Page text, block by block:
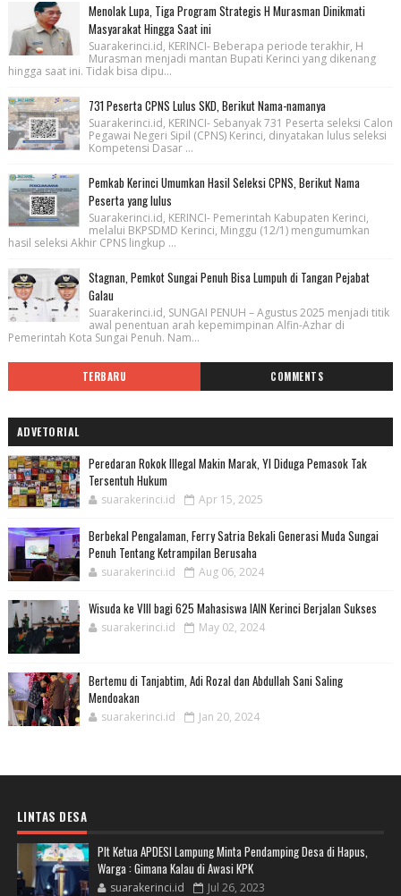
Menolak Lupa, Tiga Program Strategis H Murasman Dinikmati
Masyarakat Hingga Saat ini
Suarakerinci.id, KERINCI- Beberapa periode terakhir, H
Murasman menjadi mantan Bupati Kerinci yang dikenang
hingga saat ini. Tidak bisa dipu...
731 Peserta CPNS Lulus SKD, Berikut Nama-namanya
Suarakerinci.id, KERINCI- Sebanyak 731 Peserta seleksi Calon
Pegawai Negeri Sipil (CPNS) Kerinci, dinyatakan lulus seleksi
Kompetensi Dasar ...
Pemkab Kerinci Umumkan Hasil Seleksi CPNS, Berikut Nama
Peserta yang lulus
Suarakerinci.id, KERINCI- Pemerintah Kabupaten Kerinci,
melalui BKPSDMD Kerinci, Minggu (12/1) mengumumkan
hasil seleksi Akhir CPNS lingkup ...
Stagnan, Pemkot Sungai Penuh Bisa Lumpuh di Tangan Pejabat
Galau
Suarakerinci.id, SUNGAI PENUH – Agustus 2025 menjadi titik
awal penentuan arah kepemimpinan Alfin-Azhar di
Pemerintah Kota Sungai Penuh. Nam...
TERBARU COMMENTS
ADVETORIAL
Peredaran Rokok Illegal Makin Marak, YI Diduga Pemasok Tak
Tersentuh Hukum
suarakerinci.id Apr 15, 2025
Berbekal Pengalaman, Ferry Satria Bekali Generasi Muda Sungai
Penuh Tentang Ketrampilan Berusaha
suarakerinci.id Aug 06, 2024
Wisuda ke VIII bagi 625 Mahasiswa IAIN Kerinci Berjalan Sukses
suarakerinci.id May 02, 2024
Bertemu di Tanjabtim, Adi Rozal dan Abdullah Sani Saling
Mendoakan
suarakerinci.id Jan 20, 2024
LINTAS DESA
Plt Ketua APDESI Lampung Minta Pendamping Desa di Hapus,
Warga : Gimana Kalau di Awasi KPK
suarakerinci.id Jul 26, 2023